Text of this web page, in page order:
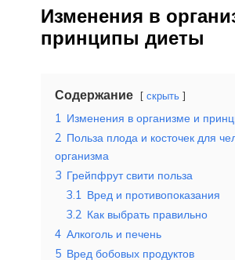
Изменения в
принципы диеты
Содержание скрыть
1 Изменения в организме и
2 Польза плода и косточек для
организма
3 Грейпфрут свити польза
3.1 Вред и противопоказания
3.2 Как выбрать правильно
4 Алкоголь и печень
5 Вред бобовых продуктов